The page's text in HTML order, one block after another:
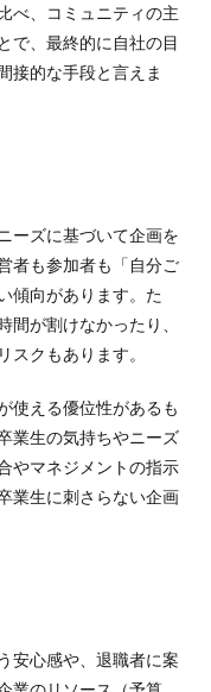
べ、コミュニティの主
で、最終的に自社の目
接的な手段と言えま
ーズに基づいて企画を
者も参加者も「自分ご
傾向があります。た
が割けなかったり、
スクもあります。
使える優位性があるも
業生の気持ちやニーズ
やマネジメントの指示
業生に刺さらない企画
安心感や、退職者に案